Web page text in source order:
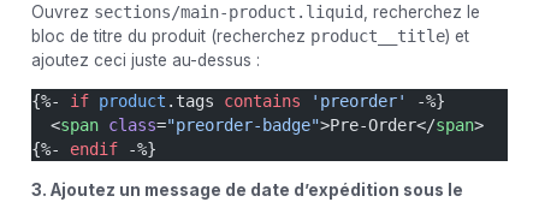
Ouvrez sections/main-product.liquid, recherchez le
bloc de titre du produit (recherchez product__title) et
ajoutez ceci juste au-dessus :
{%- if product .tags contains 'preorder'
-%}
  <
span class="preorder-badge">Pre-Order</span>
{%- endif -%}
3. Ajoutez un message de date d’expédition sous le